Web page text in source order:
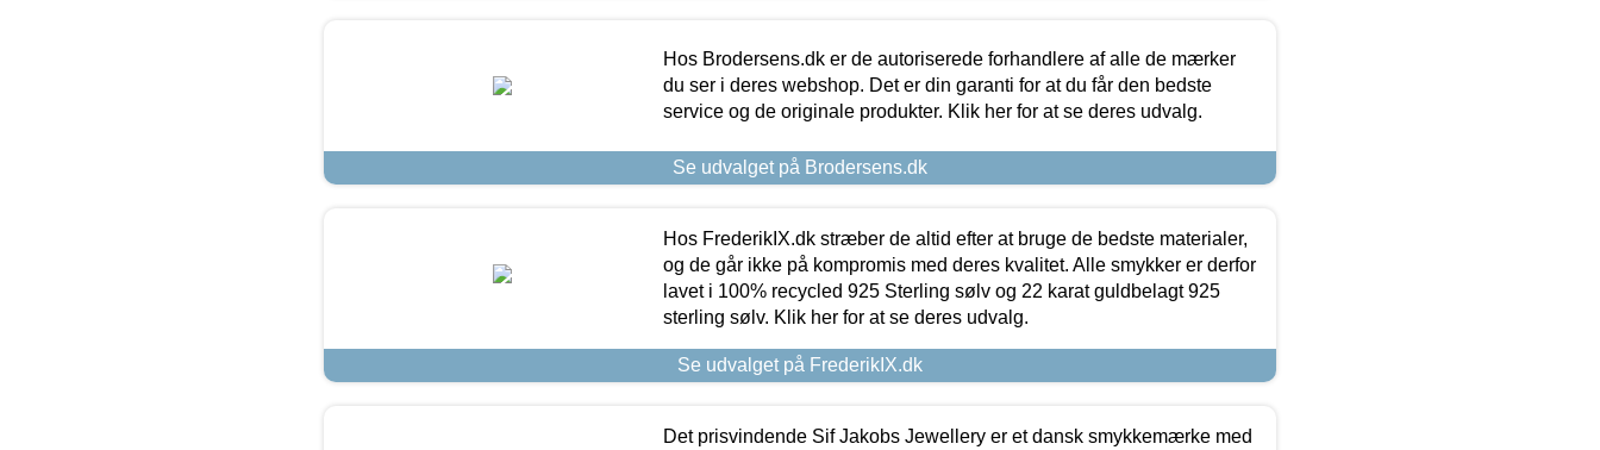
Hos Brodersens.dk er de autoriserede forhandlere af alle de mærker
du ser i deres webshop. Det er din garanti for at du får den bedste
service og de originale produkter. Klik her for at se deres udvalg.
Se udvalget på Brodersens.dk
Hos FrederikIX.dk stræber de altid efter at bruge de bedste materialer,
og de går ikke på kompromis med deres kvalitet. Alle smykker er derfor
lavet i 100% recycled 925 Sterling sølv og 22 karat guldbelagt 925
sterling sølv. Klik her for at se deres udvalg.
Se udvalget på FrederikIX.dk
Det prisvindende Sif Jakobs Jewellery er et dansk smykkemærke med